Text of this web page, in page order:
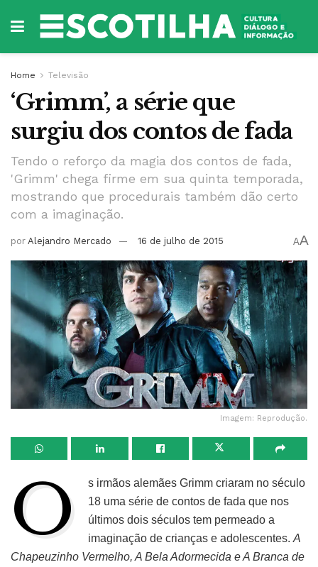
Home Televisão
‘Grimm’, a série que
surgiu dos contos de fada
Tendo o reforço da magia dos contos de fada,
'Grimm' chega firme em sua quinta temporada,
mostrando que procedurais também dão certo
com a imaginação.
por Alejandro Mercado 16 de julho de 2015 AA
Imagem: Reprodução.
O
s irmãos alemães Grimm criaram no século
18 uma série de contos de fada que nos
últimos dois séculos tem permeado a
imaginação de crianças e adolescentes.A
Chapeuzinho Vermelho, A Bela Adormecida e A Branca de